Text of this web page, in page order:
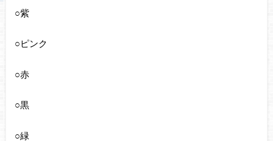
○紫
○ピンク
○赤
○黒
○緑